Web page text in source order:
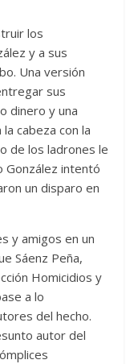
los
y a sus
Una versión
sus
dinero y una
cabeza con la
de los ladrones le
González intentó
un disparo en
y amigos en un
Sáenz Peña,
Homicidios y
a lo
del hecho.
autor del